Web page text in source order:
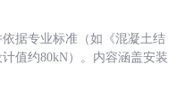
据专业标准（如《混凝土结
值约80kN）。内容涵盖安装